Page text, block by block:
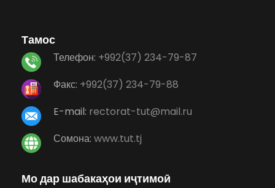
Тамос
Телефон: +992(37) 234-79-87
Факс: +992(37) 234-79-88
E-mail: rectorat-tut@mail.ru
Сомона: www.tut.tj
Мо дар шабакаҳои иҷтимоӣ